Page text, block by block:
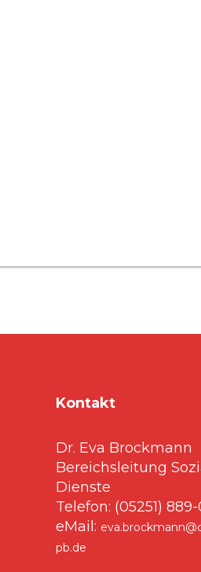
Kontakt
Dr. Eva Brockmann
Bereichsleitung
Dienste
Telefon: (05251)
eMail:
pb.de